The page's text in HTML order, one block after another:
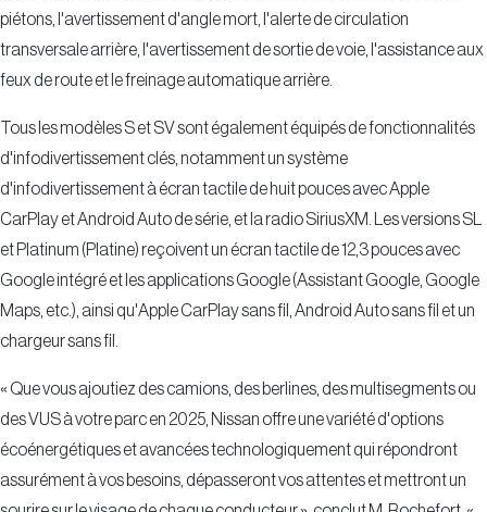
piétons, l'avertissement d'angle mort, l'alerte de circulation
transversale arrière, l'avertissement de sortie de voie, l'assistance aux
feux de route et le freinage automatique arrière.
Tous les modèles S et SV sont également équipés de fonctionnalités
d'infodivertissement clés, notamment un système
d'infodivertissement à écran tactile de huit pouces avec Apple
CarPlay et Android Auto de série, et la radio SiriusXM. Les versions SL
et Platinum (Platine) reçoivent un écran tactile de 12,3 pouces avec
Google intégré et les applications Google (Assistant Google, Google
Maps, etc.), ainsi qu'Apple CarPlay sans fil, Android Auto sans fil et un
chargeur sans fil.
« Que vous ajoutiez des camions, des berlines, des multisegments ou
des VUS à votre parc en 2025, Nissan offre une variété d'options
écoénergétiques et avancées technologiquement qui répondront
assurément à vos besoins, dépasseront vos attentes et mettront un
sourire sur le visage de chaque conducteur », conclut M. Rochefort. «